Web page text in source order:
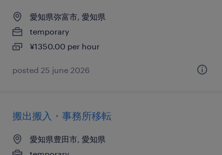
愛知県弥富市, 愛知県
temporary
¥1350.00 per hour
posted 25 june 2026
搬出搬入・事務所移転
愛知県豊田市, 愛知県